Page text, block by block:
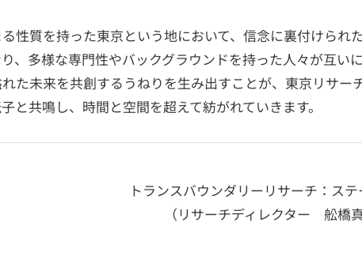
性質を持った東京という地において、信念に裏付けられ
、多様な専門性やバックグラウンドを持った人々が互い
た未来を共創するうねりを生み出すことが、東京リサー
と共鳴し、時間と空間を超えて紡がれていきます。
トランスバウンダリーリサーチ：ス
（リサーチディレクター 舩橋真